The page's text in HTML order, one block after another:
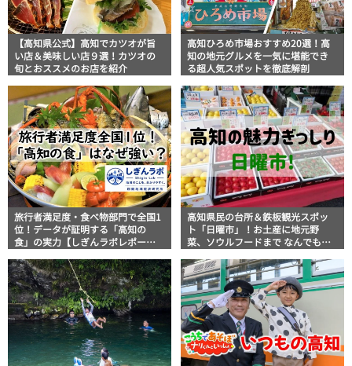
【高知県公式】高知でカツオが旨
い店＆美味しい店９選！カツオの
旬とおススメのお店を紹介
高知ひろめ市場おすすめ20選！高
知の地元グルメを一気に堪能でき
る超人気スポットを徹底解剖
旅行者満足度・食べ物部門で全国1
位！データが証明する「高知の
食」の実力【しぎんラボレポー
高知県民の台所＆鉄板観光スポッ
ト「日曜市」！お土産に地元野
菜、ソウルフードまで なんでもそ
説！